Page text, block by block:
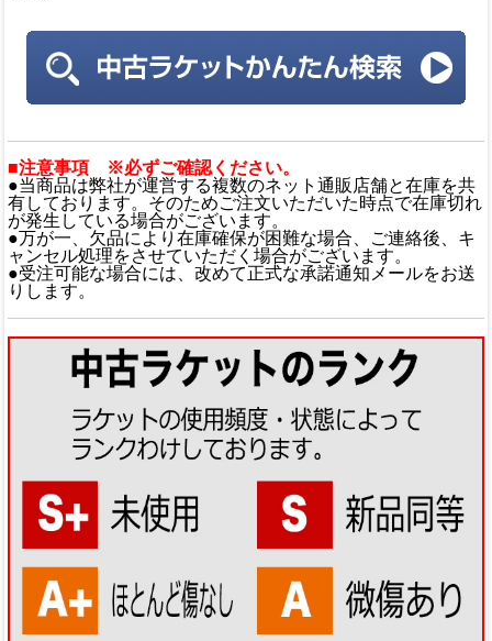
■注意事項 ※必ずご確認ください。
●当商品は弊社が運営する複数のネット通販店舗と在庫を共
有しております。そのためご注文いただいた時点で在庫切れ
が発生している場合がございます。
●万が一、欠品により在庫確保が困難な場合、ご連絡後、キ
ャンセル処理をさせていただく場合がございます。
●受注可能な場合には、改めて正式な承諾通知メールをお送
りします。